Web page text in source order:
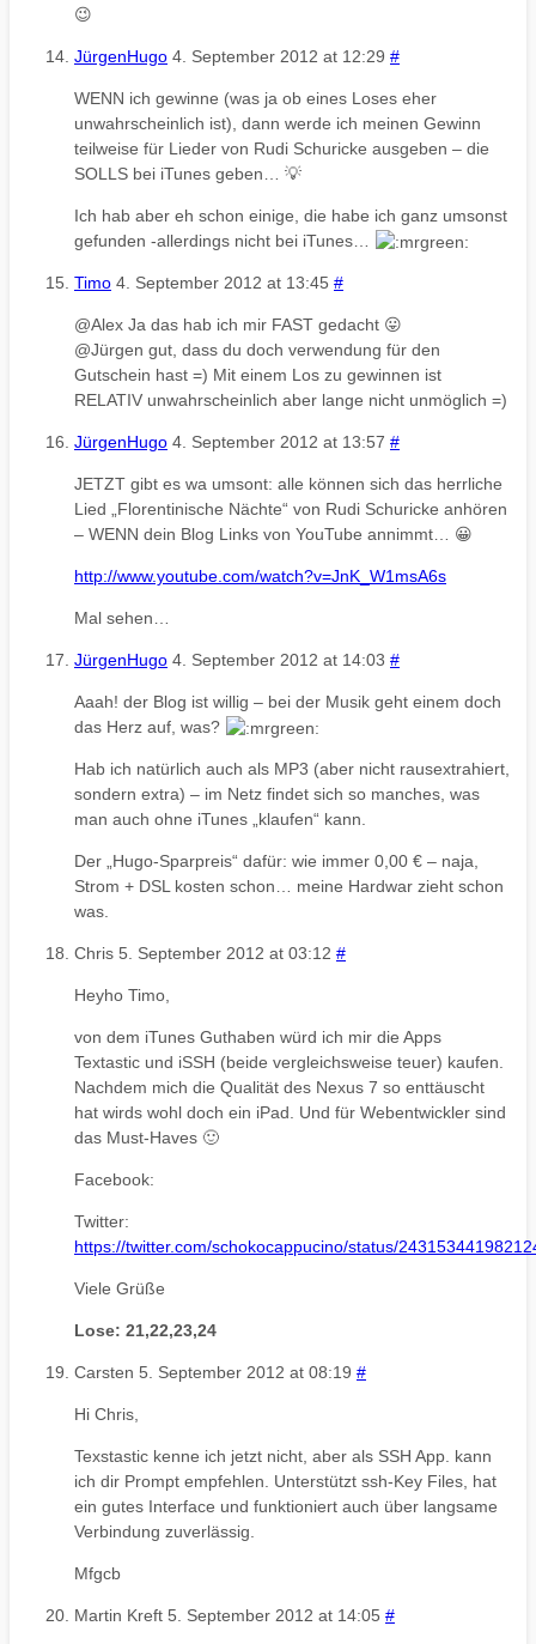
😉
JürgenHugo 4. September 2012 at 12:29 #
WENN ich gewinne (was ja ob eines Loses eher
unwahrscheinlich ist), dann werde ich meinen Gewinn
teilweise für Lieder von Rudi Schuricke ausgeben – die
SOLLS bei iTunes geben… 💡
Ich hab aber eh schon einige, die habe ich ganz umsonst
gefunden -allerdings nicht bei iTunes…
Timo 4. September 2012 at 13:45 #
@Alex Ja das hab ich mir FAST gedacht 😛
@Jürgen gut, dass du doch verwendung für den
Gutschein hast =) Mit einem Los zu gewinnen ist
RELATIV unwahrscheinlich aber lange nicht unmöglich =)
JürgenHugo 4. September 2012 at 13:57 #
JETZT gibt es wa umsont: alle können sich das herrliche
Lied „Florentinische Nächte“ von Rudi Schuricke anhören
– WENN dein Blog Links von YouTube annimmt… 😀
http://www.youtube.com/watch?v=JnK_W1msA6s
Mal sehen…
JürgenHugo 4. September 2012 at 14:03 #
Aaah! der Blog ist willig – bei der Musik geht einem doch
das Herz auf, was?
Hab ich natürlich auch als MP3 (aber nicht rausextrahiert,
sondern extra) – im Netz findet sich so manches, was
man auch ohne iTunes „klaufen“ kann.
Der „Hugo-Sparpreis“ dafür: wie immer 0,00 € – naja,
Strom + DSL kosten schon… meine Hardwar zieht schon
was.
Chris 5. September 2012 at 03:12 #
Heyho Timo,
von dem iTunes Guthaben würd ich mir die Apps
Textastic und iSSH (beide vergleichsweise teuer) kaufen.
Nachdem mich die Qualität des Nexus 7 so enttäuscht
hat wirds wohl doch ein iPad. Und für Webentwickler sind
das Must-Haves 🙂
Facebook:
Twitter:
https://twitter.com/schokocappucino/status/
Viele Grüße
Lose: 21,22,23,24
Carsten 5. September 2012 at 08:19 #
Hi Chris,
Texstastic kenne ich jetzt nicht, aber als SSH App. kann
ich dir Prompt empfehlen. Unterstützt ssh-Key Files, hat
ein gutes Interface und funktioniert auch über langsame
Verbindung zuverlässig.
Mfgcb
Martin Kreft 5. September 2012 at 14:05 #